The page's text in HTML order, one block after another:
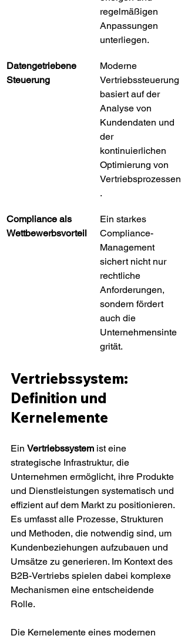
regelmäßigen
Anpassungen
unterliegen.
Datengetriebene
Steuerung
Moderne
Vertriebssteuerung
basiert auf der
Analyse von
Kundendaten und
der
kontinuierlichen
Optimierung von
Vertriebsprozessen
.
Compliance als
Wettbewerbsvorteil
Ein starkes
Compliance-
Management
sichert nicht nur
rechtliche
Anforderungen,
sondern fördert
auch die
Unternehmensinte
grität.
Vertriebssystem:
Definition und
Kernelemente
Ein Vertriebssystem ist eine
strategische Infrastruktur, die
Unternehmen ermöglicht, ihre Produkte
und Dienstleistungen systematisch und
effizient auf dem Markt zu positionieren.
Es umfasst alle Prozesse, Strukturen
und Methoden, die notwendig sind, um
Kundenbeziehungen aufzubauen und
Umsätze zu generieren. Im Kontext des
B2B-Vertriebs spielen dabei komplexe
Mechanismen eine entscheidende
Rolle.
Die Kernelemente eines modernen